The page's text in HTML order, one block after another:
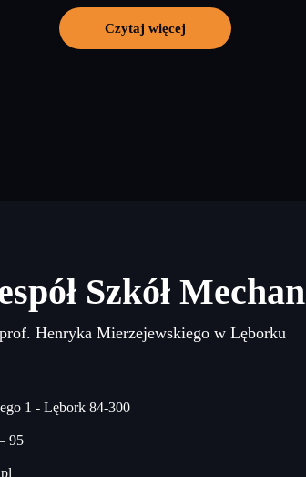
Czytaj więcej
Szkół
Henryka Mierzejewskiego w Lęborku
1 - Lębork 84-300
95